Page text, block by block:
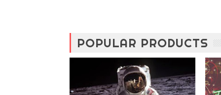
POPULAR PRODUCTS